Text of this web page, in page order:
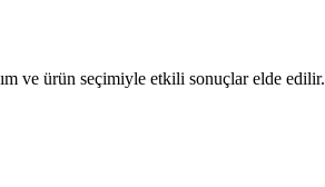
ve ürün seçimiyle etkili sonuçlar elde edilir.